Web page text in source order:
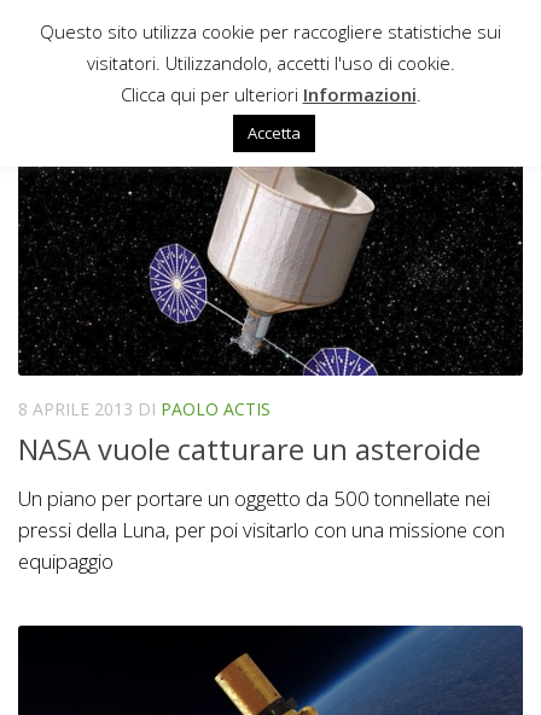
Sotto il contenuto
NEAR-EARTH OBJECT
8 APRILE 2013 DI PAOLO ACTIS
NASA vuole catturare un asteroide
Un piano per portare un oggetto da 500 tonnellate nei
pressi della Luna, per poi visitarlo con una missione con
equipaggio
Questo sito utilizza cookie per raccogliere statistiche sui
visitatori. Utilizzandolo, accetti l'uso di cookie.
Clicca qui per ulteriori Informazioni
Accetta